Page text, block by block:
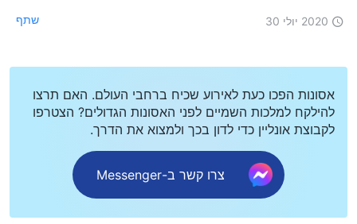
2020 יולי 30 שתף
אסונות הפכו כעת לאירוע שכיח ברחבי העולם. האם תרצו
להילקח למלכות השמיים לפני האסונות הגדולים? הצטרפו
לקבוצת אונליין כדי לדון בכך ולמצוא את הדרך.
צרו קשר ב-Messenger